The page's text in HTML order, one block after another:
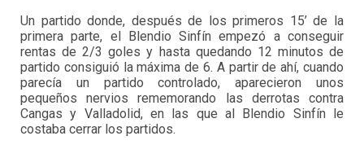
Un partido donde, después de los primeros 15’ de la
primera parte, el Blendio Sinfín empezó a conseguir
rentas de 2/3 goles y hasta quedando 12 minutos de
partido consiguió la máxima de 6. A partir de ahí, cuando
parecía un partido controlado, aparecieron unos
pequeños nervios rememorando las derrotas contra
Cangas y Valladolid, en las que al Blendio Sinfín le
costaba cerrar los partidos.